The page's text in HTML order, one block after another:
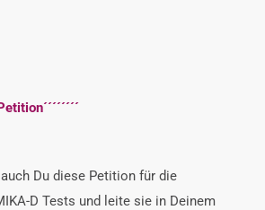
Du diese Petition für die
D Tests und leite sie in Deinem